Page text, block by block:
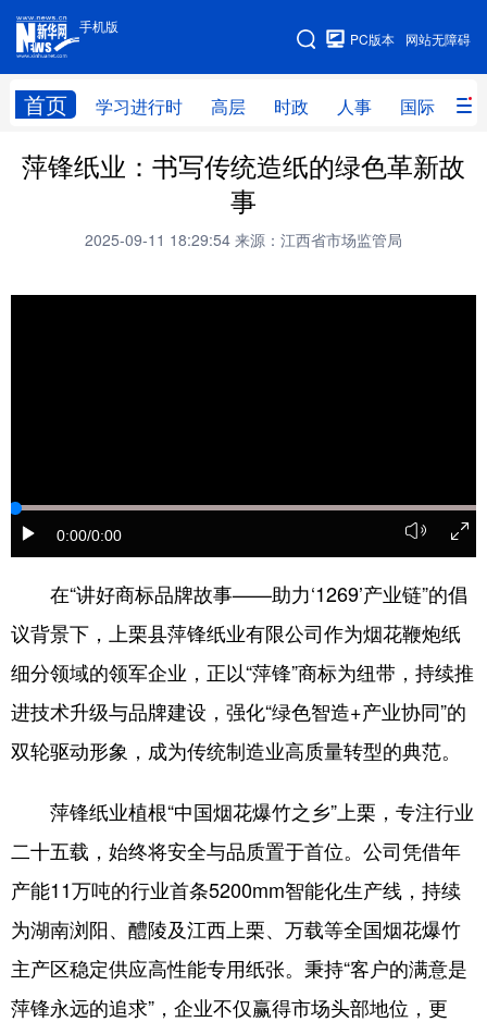
手机版
网站无障碍
PC版本
首页 学习进行时 高层 时政 人事 国际 财
手机版
网站地图
学习进行时 高层 时政 人事
全球连线
科技 科创 量子 体育
学术中国 溯源中国
彩票 娱乐 时尚 悦读
公益 一带一路 亚太网 上市公司
文化产业
地方频道
北京 天津 河北 山西
辽宁 吉林 上海 江苏
浙江 安徽 福建 江西
山东 河南 湖北 湖南
萍锋纸业：书写传统造纸的绿色革新故
事
2025-09-11 18:29:54 来源：江西省市场监管局
0:00/0:00
在“讲好商标品牌故事——助力‘1269’产业链”的倡
议背景下，上栗县萍锋纸业有限公司作为烟花鞭炮纸
细分领域的领军企业，正以“萍锋”商标为纽带，持续推
进技术升级与品牌建设，强化“绿色智造+产业协同”的
双轮驱动形象，成为传统制造业高质量转型的典范。
萍锋纸业植根“中国烟花爆竹之乡”上栗，专注行业
二十五载，始终将安全与品质置于首位。公司凭借年
产能11万吨的行业首条5200mm智能化生产线，持续
为湖南浏阳、醴陵及江西上栗、万载等全国烟花爆竹
主产区稳定供应高性能专用纸张。秉持“客户的满意是
萍锋永远的追求”，企业不仅赢得市场头部地位，更